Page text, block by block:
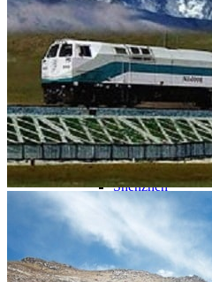
Kashgar
Turpan
Sud Est
Canton 广州
Fujian 福建
Hong Kong 香港
Hunan 湖南
Ile d’Hainan 海
Macao 澳门
Taïwan 台湾
Shenzhen
Sud Ouest
Chongqing 重庆
Guangxi 广西
Guizhou 贵州
Hubei